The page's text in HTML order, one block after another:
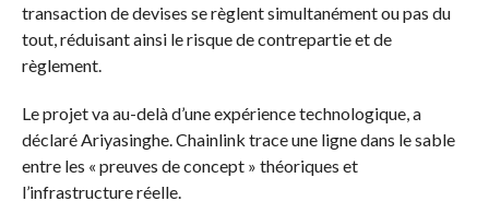
transaction de devises se règlent simultanément ou pas du
tout, réduisant ainsi le risque de contrepartie et de
règlement.
Le projet va au-delà d’une expérience technologique, a
déclaré Ariyasinghe. Chainlink trace une ligne dans le sable
entre les « preuves de concept » théoriques et
l’infrastructure réelle.